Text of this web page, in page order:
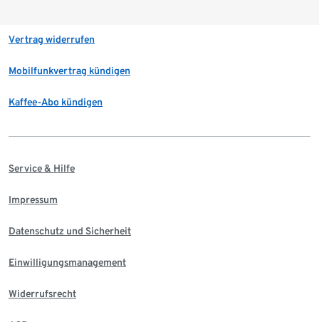
Vertrag widerrufen
Mobilfunkvertrag kündigen
Kaffee-Abo kündigen
Service & Hilfe
Impressum
Datenschutz und Sicherheit
Einwilligungsmanagement
Widerrufsrecht